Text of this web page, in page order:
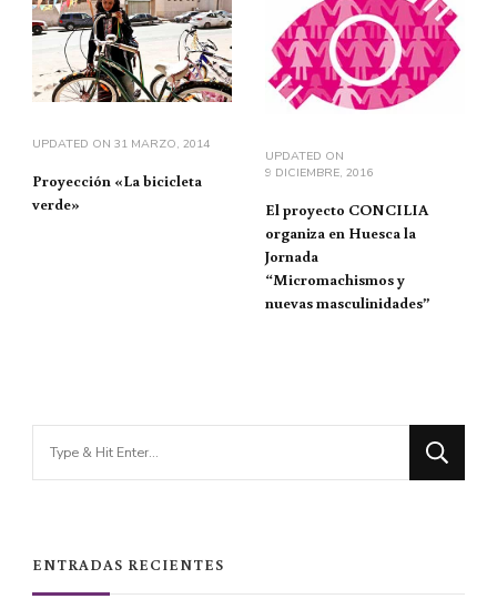
UPDATED ON 31 MARZO, 2014
Proyección «La bicicleta
verde»
UPDATED ON
9 DICIEMBRE, 2016
El proyecto CONCILIA
organiza en Huesca la
Jornada
“Micromachismos y
nuevas masculinidades”
ENTRADAS RECIENTES